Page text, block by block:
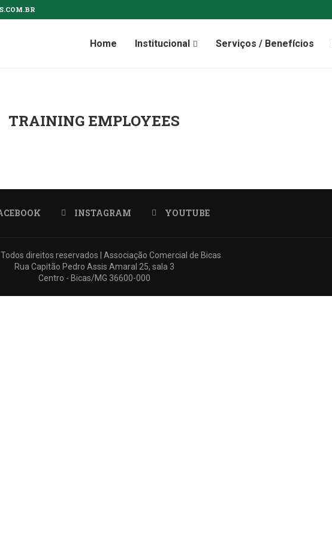
Home Institucional Serviços / Benefícios
TRAINING EMPLOYEES
INSTAGRAM YOUTUBE
direitos reservados | Associação Comercial de Bicas
Rua Capitão Pedro Assis Amaral 25, sala 3
Centro - Bicas/MG 36600-000